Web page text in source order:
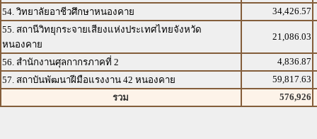
54. วิทยาลัยอาชีวศึกษาหนองคาย
34,426.57
55. สถานีวิทยุกระจายเสียงแห่งประเทศไทยจังหวัด
หนองคาย
21,086.03
56. สำนักงานศุลกากรภาคที่ 2
4,836.87
57. สถาบันพัฒนาฝีมือแรงงาน 42 หนองคาย
59,817.63
รวม
576,926